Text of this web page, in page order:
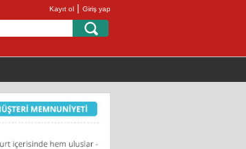
Kayıt ol | Giriş yap